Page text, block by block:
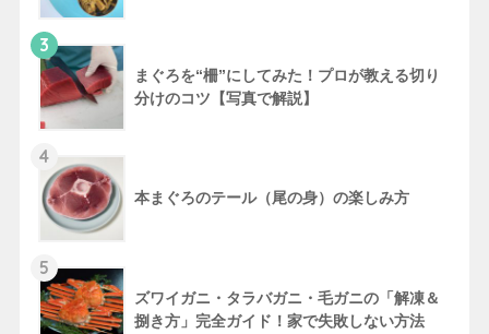
3
まぐろを“柵”にしてみた！プロが教える切り
分けのコツ【写真で解説】
4
本まぐろのテール（尾の身）の楽しみ方
5
ズワイガニ・タラバガニ・毛ガニの「解凍＆
捌き方」完全ガイド！家で失敗しない方法